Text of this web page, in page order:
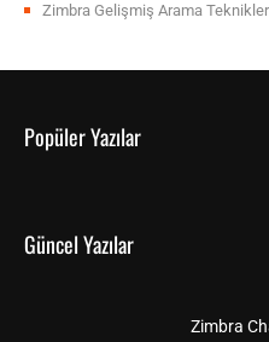
Zimbra Gelişmiş Arama
Popüler Yazılar
Güncel Yazılar
Zimbra